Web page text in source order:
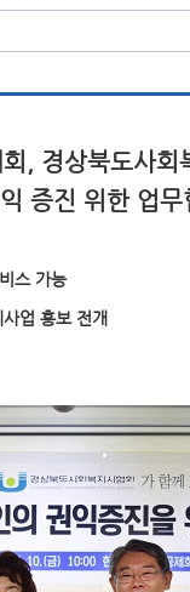
, 경상북도사회
증진 위한 업무
스 가능
업 홍보 전개